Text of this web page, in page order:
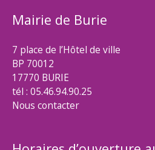
Mairie de Burie
7 place de l’Hôtel de ville
BP 70012
17770 BURIE
tél : 05.46.94.90.25
Nous contacter